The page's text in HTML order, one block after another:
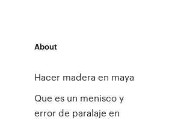
About
Hacer madera en maya
Que es un menisco y
error de paralaje en